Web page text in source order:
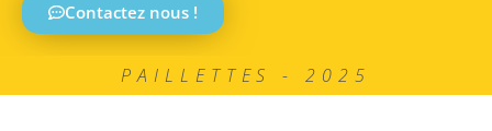
Contactez nous !
PAILLETTES - 2025